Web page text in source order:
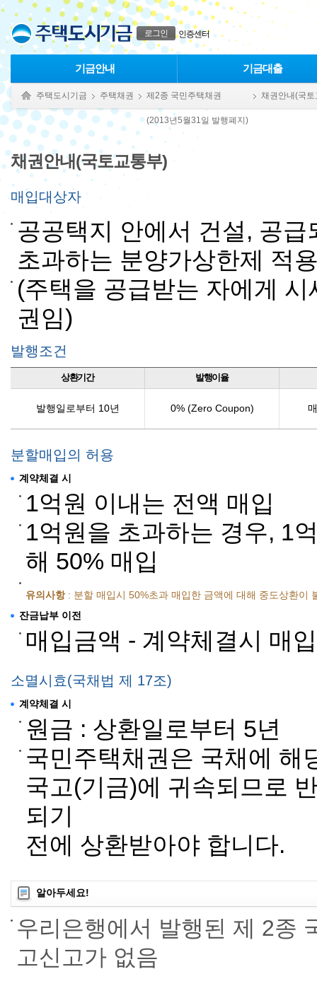
본문으로 바로가기
푸터 바로가기
로그인 인증센터
기금안내 기금대출
주택도시기금 주택채권 제2종 국민주택채권
(2013년5월31일 발행폐지)
채권안내(국토
채권안내(국토교통부)
매입대상자
공공택지 안에서 건설, 공
초과하는 분양가상한제 적
(주택을 공급받는 자에게
권임)
발행조건
상환기간 발행이율
발행일로부터 10년 0% (Zero Coupon)
분할매입의 허용
계약체결 시
1억원 이내는 전액 매입
1억원을 초과하는 경우, 1
해 50% 매입
유의사항: 분할 매입시 50%초과 매입한 금액에 대해 중도상환이
잔금납부 이전
매입금액 - 계약체결시 매
소멸시효(국채법 제 17조)
계약체결 시
원금 : 상환일로부터 5년
국민주택채권은 국채에 해
국고(기금)에 귀속되므로
되기
전에 상환받아야 합니다.
알아두세요!
우리은행에서 발행된 제 2종
고신고가 없음